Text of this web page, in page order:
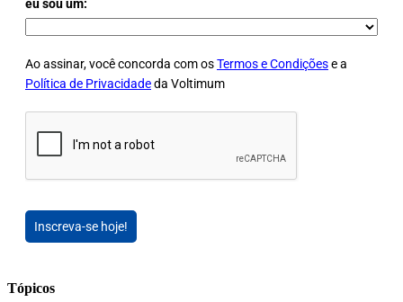
eu sou um:
Ao assinar, você concorda com osTermos e Condiçõese a
Política de Privacidadeda Voltimum
Inscreva-se hoje!
Tópicos